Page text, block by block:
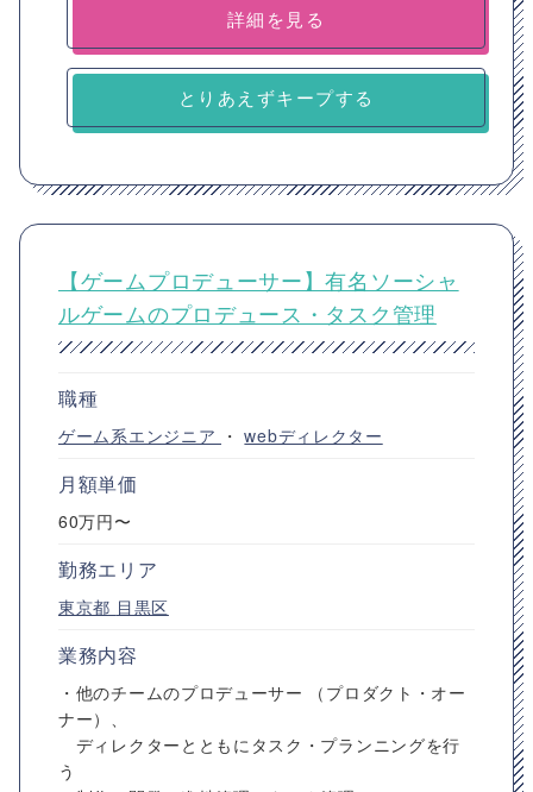
詳細を見る
とりあえずキープする
【ゲームプロデューサー】有名ソーシャ
ルゲームのプロデュース・タスク管理
職種
ゲーム系エンジニア ・webディレクター
月額単価
60万円〜
勤務エリア
東京都 目黒区
業務内容
・他のチームのプロデューサー （プロダクト・オー
ナー）、
ディレクターとともにタスク・プランニングを行
う